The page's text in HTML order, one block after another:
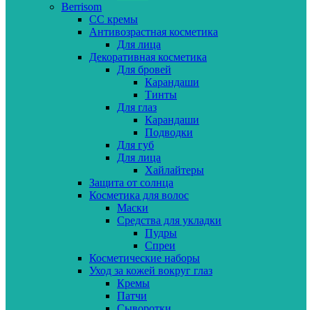
Berrisom
CC кремы
Антивозрастная косметика
Для лица
Декоративная косметика
Для бровей
Карандаши
Тинты
Для глаз
Карандаши
Подводки
Для губ
Для лица
Хайлайтеры
Защита от солнца
Косметика для волос
Маски
Средства для укладки
Пудры
Спреи
Косметические наборы
Уход за кожей вокруг глаз
Кремы
Патчи